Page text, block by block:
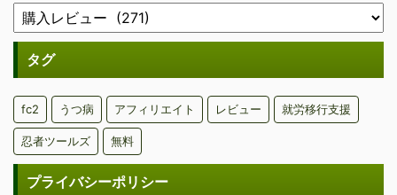
タグ
fc2 うつ病 アフィリエイト レビュー 就労移行支援
忍者ツールズ 無料
プライバシーポリシー